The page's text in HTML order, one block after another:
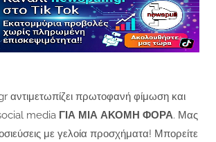
αντιμετωπίζει πρωτοφανή φίμωση και
media ΓΙΑ ΜΙΑ ΑΚΟΜΗ ΦΟΡΑ. Μας
με γελοία προσχήματα! Μπορείτε